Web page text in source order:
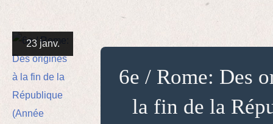
23 janv.
6e / Rome: Des
la fin de la